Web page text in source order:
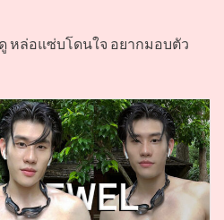
หล่อแซ่บโดนใจ อยากมอบตัว